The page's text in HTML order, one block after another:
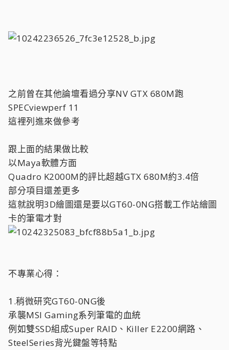
之前曾在其他論壇看過分享NV GTX 680M跑
SPECviewperf 11
這裡列進來做參考
跟上面的結果做比較
以Maya軟體方面
Quadro K2000M的評比超越GTX 680M約3.4倍
部分項目還差更多
這就說明3D繪圖還是要以GT60-0NG搭載工作站繪圖
卡的筆電才對
不專業心得：
1.稍微研究GT60-0NG後
承襲MSI Gaming系列筆電的血統
例如雙SSD組成Super RAID、Killer E2200網路、
SteelSeries背光鍵盤等特點